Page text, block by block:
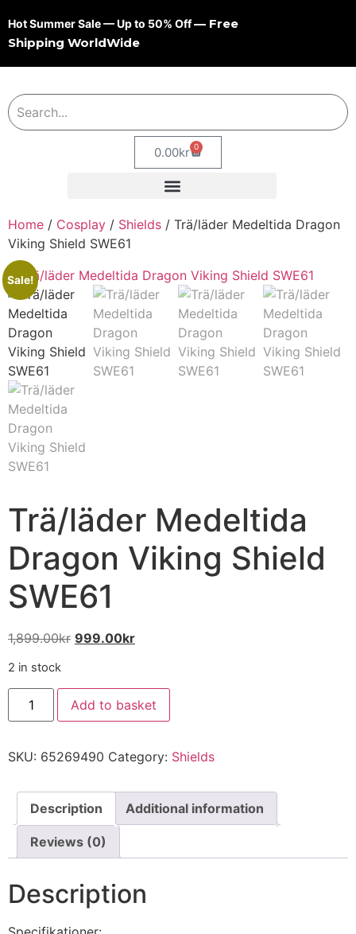
Hot Summer Sale — Up to 50% Off— Free
Shipping WorldWide
0.00kr 0
Home / Cosplay / Shields / Trä/läder Medeltida Dragon
Viking Shield SWE61
Sale!
Trä/läder Medeltida
Dragon Viking Shield
SWE61
1,899.00kr 999.00kr
2 in stock
Add to basket
SKU: 65269490 Category: Shields
Description Additional information
Reviews (0)
Description